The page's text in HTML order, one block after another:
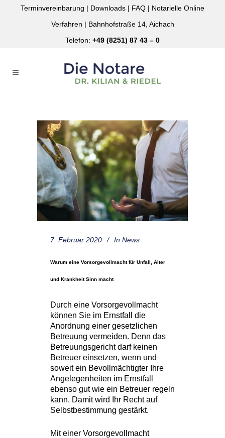
Terminvereinbarung | Downloads | FAQ | Notarielle Online
Verfahren | Bahnhofstraße 14, Aichach
Telefon: +49 (8251) 87 43 – 0
7. Februar 2020 In News
Warum eine Vorsorgevollmacht für Unfall, Alter
und Krankheit Sinn macht
Durch eine Vorsorgevollmacht
können Sie im Ernstfall die
Anordnung einer gesetzlichen
Betreuung vermeiden. Denn das
Betreuungsgericht darf keinen
Betreuer einsetzen, wenn und
soweit ein Bevollmächtigter Ihre
Angelegenheiten im Ernstfall
ebenso gut wie ein Betreuer regeln
kann. Damit wird Ihr Recht auf
Selbstbestimmung gestärkt.
Mit einer Vorsorgevollmacht